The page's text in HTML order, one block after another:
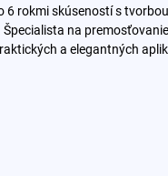
rokmi skúseností s
na
a elegantných